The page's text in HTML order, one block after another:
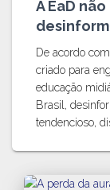
A EaD
De acordo
criado para
educação
Brasil,
tendencioso,